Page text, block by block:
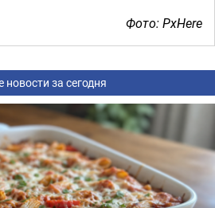
Фото: PxHere
новости за сегодня